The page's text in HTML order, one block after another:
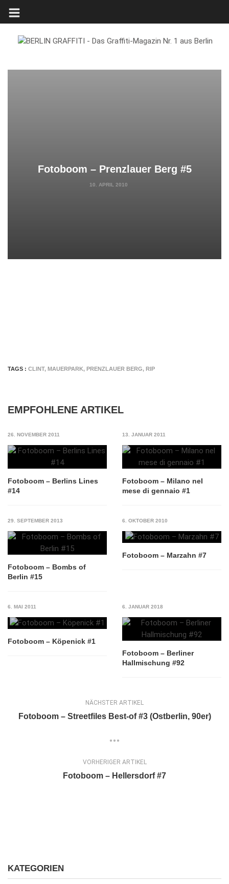
Fotoboom – Prenzlauer Berg #5
10. APRIL 2010
TAGS : CLINT, MAUERPARK, PRENZLAUER BERG, RIP
EMPFOHLENE ARTIKEL
26. NOVEMBER 2011
Fotoboom – Berlins Lines
#14
13. JANUAR 2011
Fotoboom – Milano nel
mese di gennaio #1
29. SEPTEMBER 2013
Fotoboom – Bombs of
Berlin #15
6. OKTOBER 2010
Fotoboom – Marzahn #7
6. MAI 2011
Fotoboom – Köpenick #1
6. JANUAR 2018
Fotoboom – Berliner
Hallmischung #92
NÄCHSTER ARTIKEL
Fotoboom – Streetfiles Best-of #3 (Ostberlin, 90er)
VORHERIGER ARTIKEL
Fotoboom – Hellersdorf #7
KATEGORIEN